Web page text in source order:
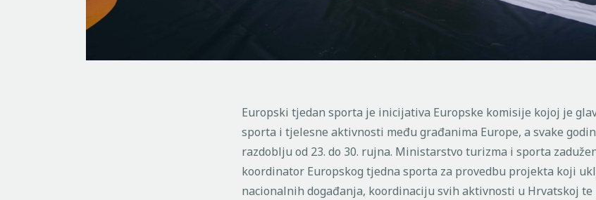
Europski tjedan sporta je inicijativa Europske komisije kojoj je
sporta i tjelesne aktivnosti među građanima Europe, a svake
razdoblju od 23. do 30. rujna. Ministarstvo turizma i sporta
koordinator Europskog tjedna sporta za provedbu projekta koji
nacionalnih događanja, koordinaciju svih aktivnosti u Hrvatskoj